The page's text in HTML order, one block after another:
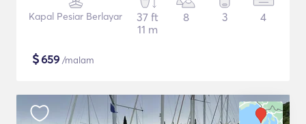
Kapal Pesiar Berlayar
37 ft
11 m
8 3 4
$659 /malam